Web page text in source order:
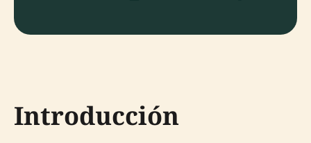
Introducción